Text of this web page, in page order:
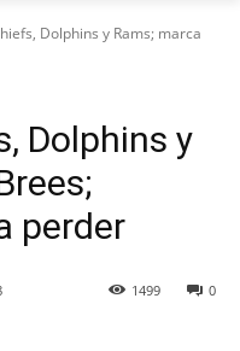
Dolphins y Rams; marca
Dolphins y
perder
0
1499